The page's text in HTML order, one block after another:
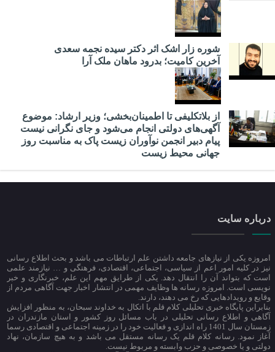
شوره زار اشک اثر دکتر سیده نجمه سعدی
​آخرین کامیت؛ بدرود ماهان ملک آرا
از بلاتکلیفی تا اطمینان‌بخشی؛ وزیر ارشاد: موضوع
آگهی‌های دولتی انجام می‌شود و جای نگرانی نیست
پیام دبیر انجمن نوآوران زیست پاک به مناسبت روز
جهانی محیط زیست
درباره سایت
امروزه یکی از نیازهای جامعه داشتن علم ارتباطات می باشد و بحث اطلاع رسانی
نیز در کلیه امور اعم از سیاسی، اجتماعی، اقتصادی، فرهتگی و … نیازمند علمی
است که بتواند آن را انتقال دهد. یکی از طرایق مهم این علم، خبرنگاری و خبر
نویسی است. امروزه رسانه ها وظایف مهمی در انتشار اخبار جهت آگاهی مردم از
وقایع و رویدادهایی که رخ می دهند، دارند.
بنابراین پایگاه خبری تحلیلی کلام قلم با اتکال به خداوند سبحان، به منظور افزایش
آگاهی و اطلاع رسانی تحلیلی در باب مسائل روز کشور و استان مازندران در
زمستان سال 1401 راه اندازی و فعالیت خود را در زمینه اجتماعی و اقتصادی رسما
آغاز نمود. رسانه کلام قلم یک رسانه مستقل می باشد و به هیچ سازمان، نهاد
دولتی و یا خصوصی و حزب وابسته و مربوط نیست.